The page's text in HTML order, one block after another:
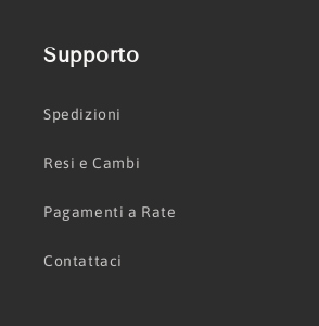
Supporto
Spedizioni
Resi e Cambi
Pagamenti a Rate
Contattaci